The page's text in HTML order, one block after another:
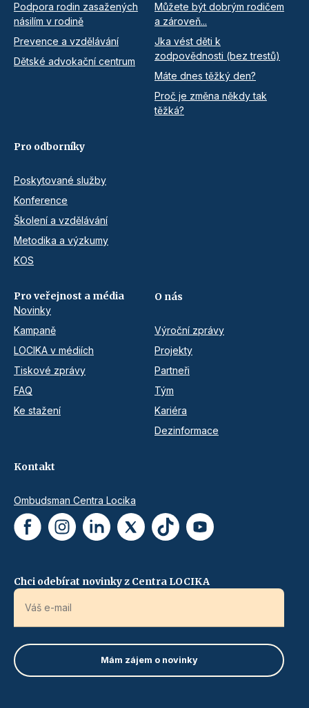
Podpora rodin zasažených
násilím v rodině
Prevence a vzdělávání
Dětské advokační centrum
Můžete být dobrým rodičem
a zároveň...
Jka vést děti k
zodpovědnosti (bez trestů)
Máte dnes těžký den?
Proč je změna někdy tak
těžká?
Pro odborníky
Poskytované služby
Konference
Školení a vzdělávání
Metodika a výzkumy
KOS
Pro veřejnost a média
Novinky
Kampaně
LOCIKA v médiích
Tiskové zprávy
FAQ
Ke stažení
O nás
Výroční zprávy
Projekty
Partneři
Tým
Kariéra
Dezinformace
Kontakt
Ombudsman Centra Locika
Chci odebírat novinky z Centra LOCIKA